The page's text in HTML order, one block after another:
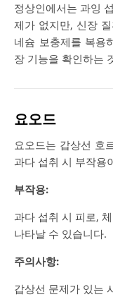
정상인에서는 과잉
제가 없지만, 신장
네슘 보충제를 복용
장 기능을 확인하는
요오드
요오드는 갑상선 호
과다 섭취 시 부작용
부작용:
과다 섭취 시 피로,
나타날 수 있습니다.
주의사항:
갑상선 문제가 있는